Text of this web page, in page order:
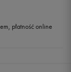
płatność online